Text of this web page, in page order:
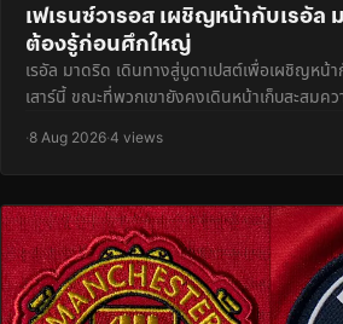
เฟเรนซ์วารอส เผชิญหน้ากับเรอั
ต้องรู้ก่อนศึกใหญ่
เรอัล มาดริด เดินทางสู่บูดาเปสต์เพื่อเผชิญหน้า
เสาร์นี้ ขณะที่พวกเขายังคงเดินหน้าเก็บสะสมค
·8 Aug 2026·4 views